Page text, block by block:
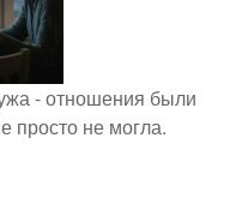
- отношения были
просто не могла.